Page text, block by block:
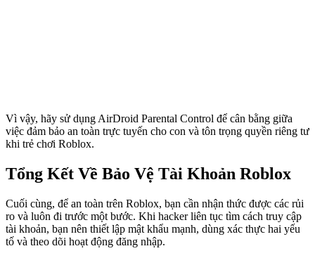
Vì vậy, hãy sử dụng AirDroid Parental Control để cân bằng giữa
việc đảm bảo an toàn trực tuyến cho con và tôn trọng quyền riêng tư
khi trẻ chơi Roblox.
Tổng Kết Về Bảo Vệ Tài Khoản Roblox
Cuối cùng, để an toàn trên Roblox, bạn cần nhận thức được các rủi
ro và luôn đi trước một bước. Khi hacker liên tục tìm cách truy cập
tài khoản, bạn nên thiết lập mật khẩu mạnh, dùng xác thực hai yếu
tố và theo dõi hoạt động đăng nhập.